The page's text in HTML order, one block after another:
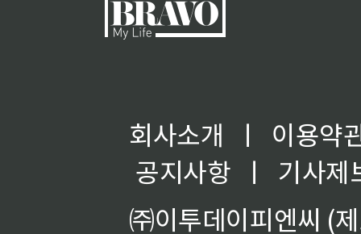
회사소개 ㅣ
이용약
공지사항
ㅣ
기사제
㈜이투데이피엔씨 (